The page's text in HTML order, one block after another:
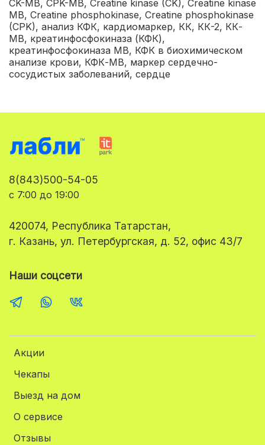
CK-MB, CPK-MB, Creatine kinase (CK), Creatine kinase
MB, Creatine phosphokinase, Creatine phosphokinase
(CPK), анализ КФК, кардиомаркер, КК, КК-2, КК-
МВ, креатинфосфокиназа (КФК),
креатинфосфокиназа MB, КФК в биохимическом
анализе крови, КФК-МВ, маркер сердечно-
сосудистых заболеваний, сердце
Акции
Чекапы
Выезд на дом
О сервисе
Отзывы
8(843)500-54-05
с 7:00 до 19:00
420074, Республика Татарстан,
г. Казань, ул. Петербургская, д. 52, офис 43/7
Наши соцсети